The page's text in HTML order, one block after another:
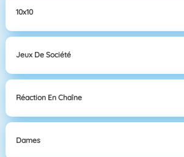
10x10
Jeux De Société
Réaction En Chaîne
Dames